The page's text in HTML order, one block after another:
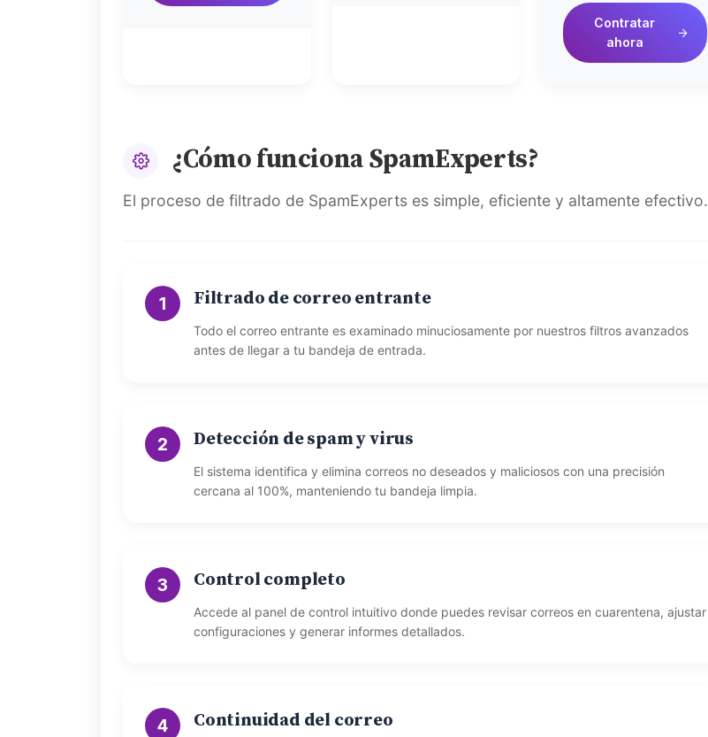
Contratar
ahora
¿Cómo funciona SpamExperts?
El proceso de filtrado de SpamExperts es simple, eficiente y altamente efectivo.
1 Filtrado de correo entrante
Todo el correo entrante es examinado minuciosamente por nuestros filtros avanzados
antes de llegar a tu bandeja de entrada.
2 Detección de spam y virus
El sistema identifica y elimina correos no deseados y maliciosos con una precisión
cercana al 100%, manteniendo tu bandeja limpia.
3 Control completo
Accede al panel de control intuitivo donde puedes revisar correos en cuarentena, ajustar
configuraciones y generar informes detallados.
4 Continuidad del correo